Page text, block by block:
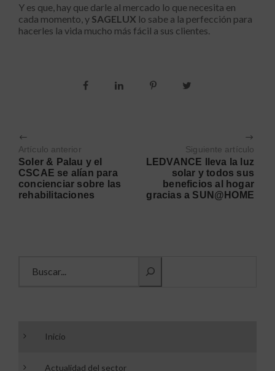
Y es que, hay que darle al mercado lo que necesita en
cada momento, y SAGELUX lo sabe a la perfección para
hacerles la vida mucho más fácil a sus clientes.
Artículo anterior
Soler & Palau y el
CSCAE se alían para
concienciar sobre las
rehabilitaciones
Siguiente artículo
LEDVANCE lleva la luz
solar y todos sus
beneficios al hogar
gracias a SUN@HOME
Inicio
Actualidad del sector